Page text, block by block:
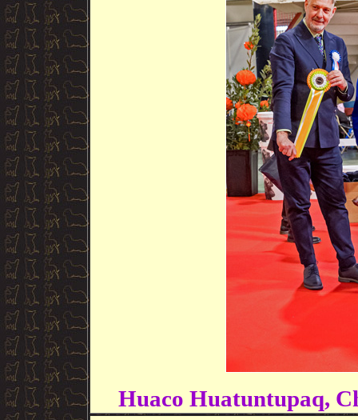
Huaco Huatuntupaq,